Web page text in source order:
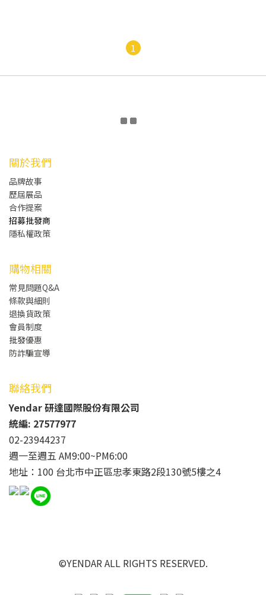
1
關於我們
品牌故事
歷屆展品
合作提案
招募批發商
隱私權政策
購物相關
常見問題Q&A
條款與細則
退換貨政策
會員制度
批發優惠
防詐騙宣導
聯絡我們
Yendar 研達國際股份有限公司
統編: 27577977
02-23944237
週一至週五 AM9:00~PM6:00
地址：100 台北市中正區忠孝東路2段130號5樓之4
©YENDAR ALL RIGHTS RESERVED.